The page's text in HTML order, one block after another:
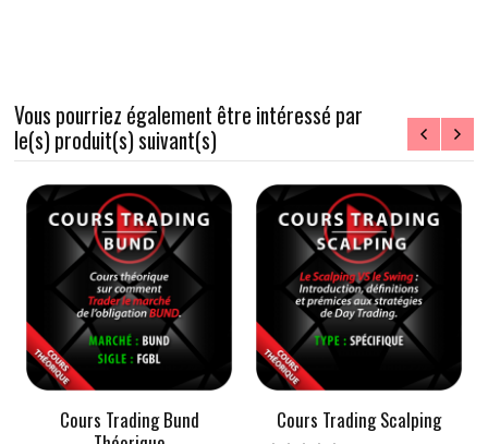
Vous pourriez également être intéressé par
le(s) produit(s) suivant(s)
Cours Trading Bund
Cours Trading Scalping